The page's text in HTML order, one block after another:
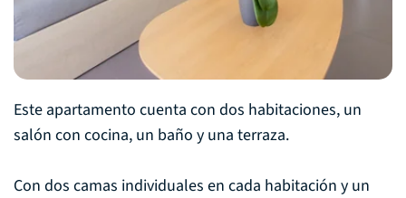
Este apartamento cuenta con dos habitaciones, un
salón con cocina, un baño y una terraza.
Con dos camas individuales en cada habitación y un